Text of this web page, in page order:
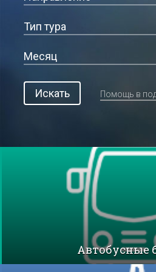
Искать Помощь в
Автобусные